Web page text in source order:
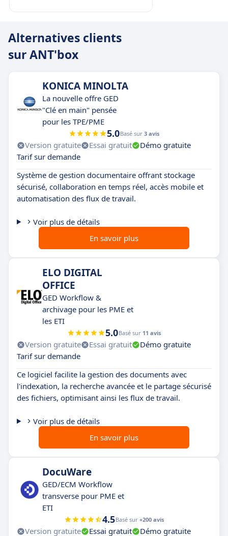
Alternatives clients
sur ANT'box
KONICA MINOLTA
La nouvelle offre GED
"Clé en main" pensée
pour les TPE/PME
5.0Basé sur 3 avis
Version gratuite Essai gratuit
Démo gratuite
Tarif sur demande
Système de gestion documentaire offrant stockage
sécurisé, collaboration en temps réel, accès mobile et
automatisation des flux de travail.
Voir plus de détails
En savoir plus
ELO DIGITAL
OFFICE
GED Workflow &
archivage pour les PME et
les ETI
5.0Basé sur 11 avis
Version gratuite Essai gratuit
Démo gratuite
Tarif sur demande
Ce logiciel facilite la gestion des documents avec
l'indexation, la recherche avancée et le partage sécurisé
des fichiers, optimisant ainsi les flux de travail.
Voir plus de détails
En savoir plus
DocuWare
GED/ECM Workflow
transverse pour PME et
ETI
4.5Basé sur +200 avis
Version gratuite Essai gratuit
Démo gratuite